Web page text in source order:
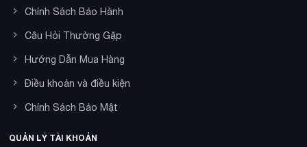
Chính Sách Bảo Hành
Câu Hỏi Thường Gặp
Hướng Dẫn Mua Hàng
Điều khoản và điều kiện
Chính Sách Bảo Mật
QUẢN LÝ TÀI KHOẢN